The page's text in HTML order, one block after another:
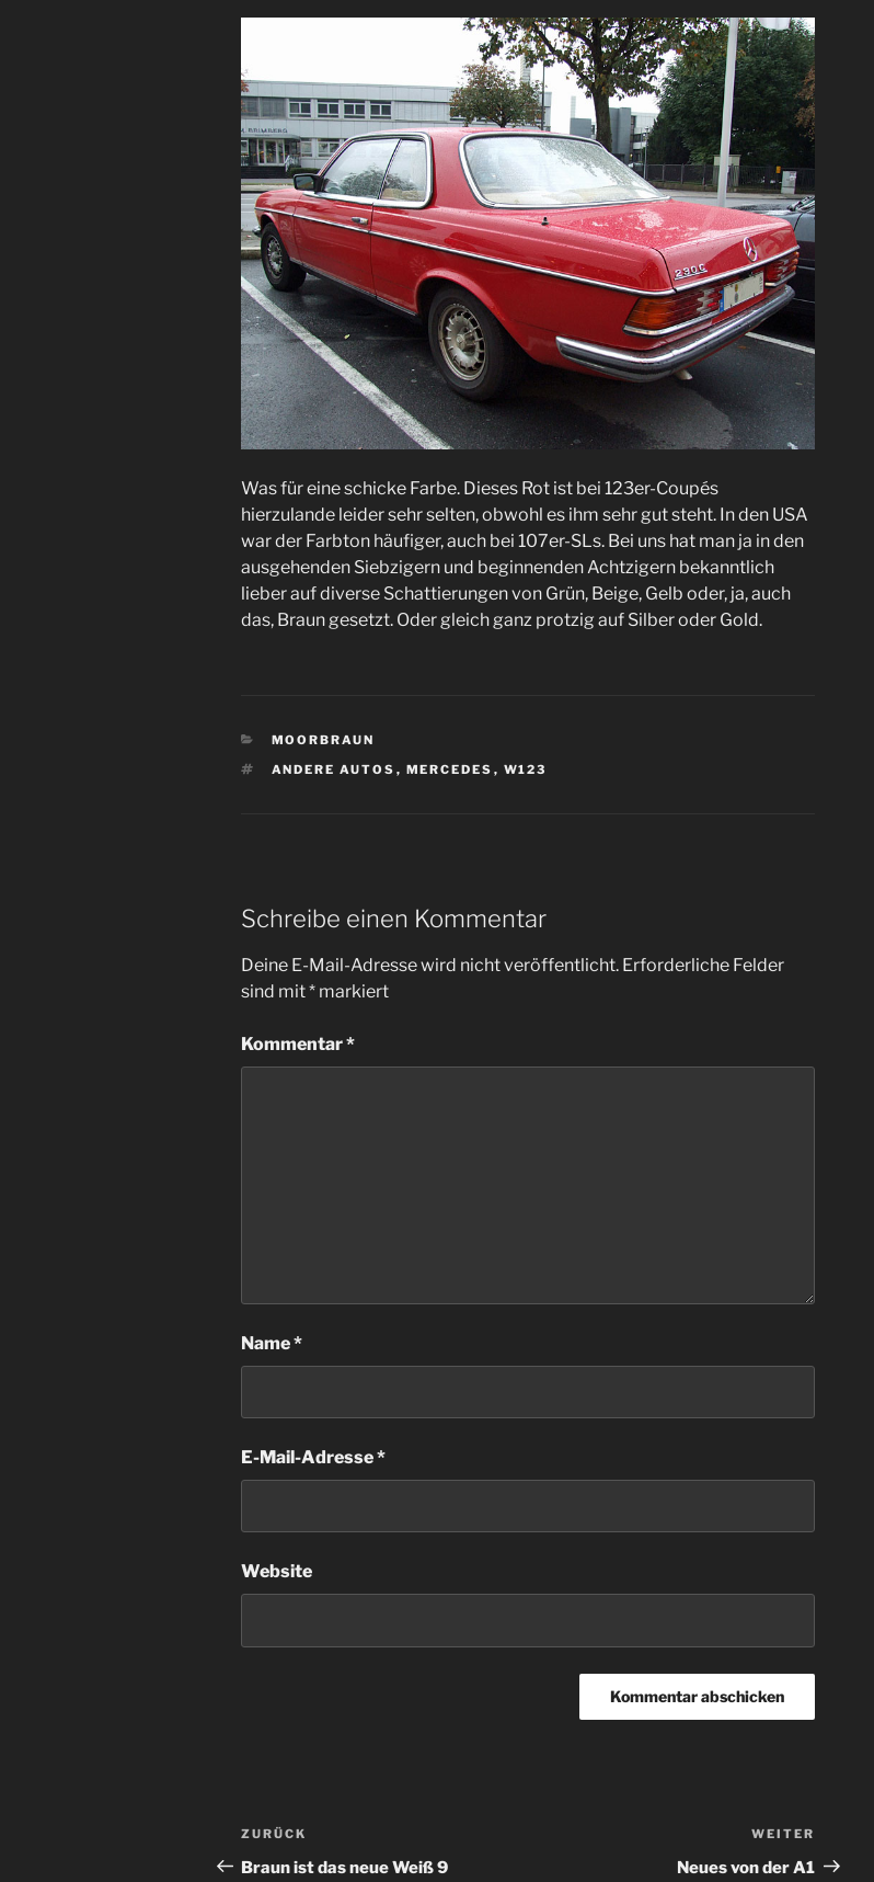
Was für eine schicke Farbe. Dieses Rot ist bei 123er-Coupés
hierzulande leider sehr selten, obwohl es ihm sehr gut steht. In den USA
war der Farbton häufiger, auch bei 107er-SLs. Bei uns hat man ja in den
ausgehenden Siebzigern und beginnenden Achtzigern bekanntlich
lieber auf diverse Schattierungen von Grün, Beige, Gelb oder, ja, auch
das, Braun gesetzt. Oder gleich ganz protzig auf Silber oder Gold.
KATEGORIEN
MOORBRAUN
SCHLAGWÖRTER
ANDERE AUTOS , MERCEDES , W123
Schreibe einen Kommentar
Deine E-Mail-Adresse wird nicht veröffentlicht. Erforderliche Felder
sind mit* markiert
Kommentar*
Name*
E-Mail-Adresse*
Website
Beitragsnavigation
Vorheriger
Beitrag
ZURÜCK
Braun ist das neue Weiß 9
Beitrag
WEITER
Neues von der A1